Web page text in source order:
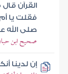
القرآن
فقلت يا
صلى الله
صحيح ابن
إن لدينا